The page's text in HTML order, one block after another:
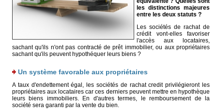
les distinctions majeures
entre les deux statuts ?
Les sociétés de rachat de
crédit vont-elles favoriser
l'accès aux locataires,
sachant qu'ils n'ont pas contracté de prêt immobilier, ou aux propriétaires
sachant qu'ils peuvent hypothéquer leurs biens ?
Un système favorable aux propriétaires
A taux d'endettement égal, les sociétés de rachat credit privilégieront les
propriétaires aux locataires car ces derniers peuvent mettre en hypothèque
leurs biens immobiliers. En d'autres termes, le remboursement de la
société sera garanti par la vente du bien.